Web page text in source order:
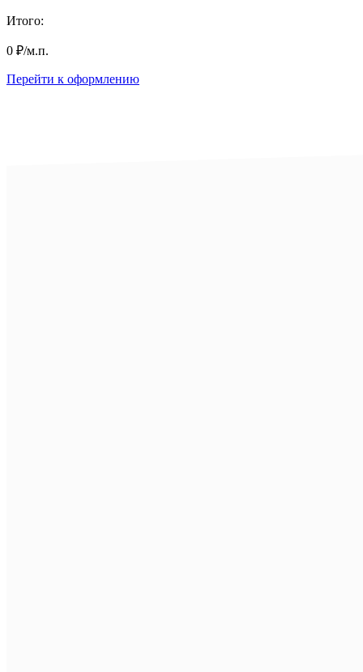
Итого:
0 ₽/м.п.
Перейти к оформлению